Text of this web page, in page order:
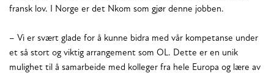
fransk lov. I Norge er det Nkom som gjør denne jobben.
– Vi er svært glade for å kunne bidra med vår kompetanse under
et så stort og viktig arrangement som OL. Dette er en unik
mulighet til å samarbeide med kolleger fra hele Europa og lære av